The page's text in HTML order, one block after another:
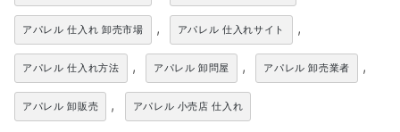
アパレル 仕入れ 卸売市場 , アパレル 仕入れサイト ,
アパレル 仕入れ方法 , アパレル 卸問屋 , アパレル 卸売業者 ,
アパレル 卸販売 , アパレル 小売店 仕入れ